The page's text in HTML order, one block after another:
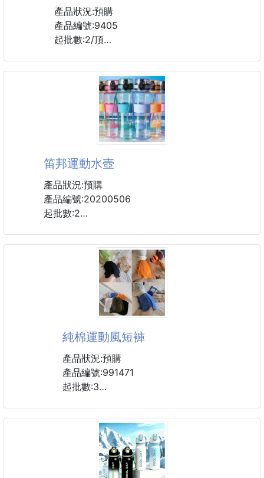
✅️親子出遊：大人小孩都適用，一人一條最方便！
理作用，是科技！
✔ 快速吸汗：運動爆汗也不怕，乾得快，清爽更持
✔ 百種繫法：脖子、手腕、額頭、背包掛飾，通通都
✔ 超好攜帶：折起來像一張面紙一樣輕巧，口袋一塞
✔ 冷感升級科技：3D立體織法，導
產品狀況:預購
產品編號:9405
起批數:2/頂
結實的帽緣,內置夾層定型,不遮擋視線
嚴謹帽頂縫合,品質結實牢固
可調節帽圍設計,配戴舒適方便
笛邦運動水壺
產品狀況:預購
產品編號:20200506
起批數:2
💋自用送禮兩相宜💋
保留水質最純淨的味道 久放也不會有異味
一按即開的瓶蓋設計 單手喝水也好方便
耐摔、耐高溫 不漏氣、不漏水
任由水壺在包包裡720度打滾也非常放心~
材質: 食品級PC (不含雙酚A)
適用溫度範圍: -20℃~120℃
#運動水壺 #水壺
純棉運動風短褲
產品狀況:預購
產品編號:991471
起批數:3
尺寸：[S，M，L，XL]
尺寸～圖有付
丟掉你的過時的短褲吧❗️
一件兼具休閒又舒適的短褲